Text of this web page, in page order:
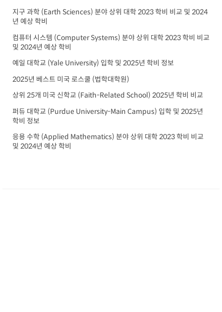
지구 과학 (Earth Sciences) 분야 상위 대학 2023 학비 비교 및 2024
년 예상 학비
컴퓨터 시스템 (Computer Systems) 분야 상위 대학 2023 학비 비교
및 2024년 예상 학비
예일 대학교 (Yale University) 입학 및 2025년 학비 정보
2025년 베스트 미국 로스쿨 (법학대학원)
상위 25개 미국 신학교 (Faith-Related School) 2025년 학비 비교
퍼듀 대학교 (Purdue University-Main Campus) 입학 및 2025년
학비 정보
응용 수학 (Applied Mathematics) 분야 상위 대학 2023 학비 비교
및 2024년 예상 학비